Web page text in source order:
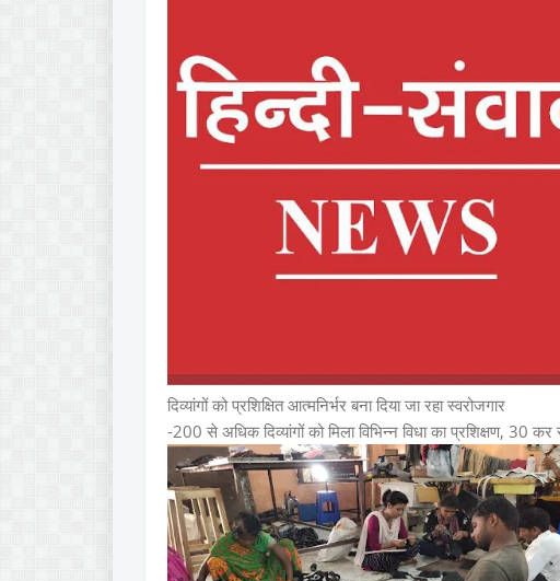
दिव्यांगों को प्रशिक्षित आत्मनिर्भर बना दिया जा रहा स्वरोजगार
-200 से अधिक दिव्यांगों को मिला विभिन्न विधा का प्रशिक्षण, 30